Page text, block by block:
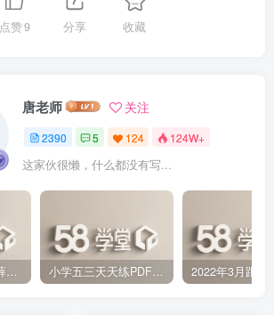
点赞9 分享 收藏
唐老师 关注
2390 5 124 124W+
这家伙很懒，什么都没有写...
初中7~9年级全册薛金星中学教材全解PDF 百度网盘分享下载 小学五三天天练PDF（压缩打包）百度网盘分享下载